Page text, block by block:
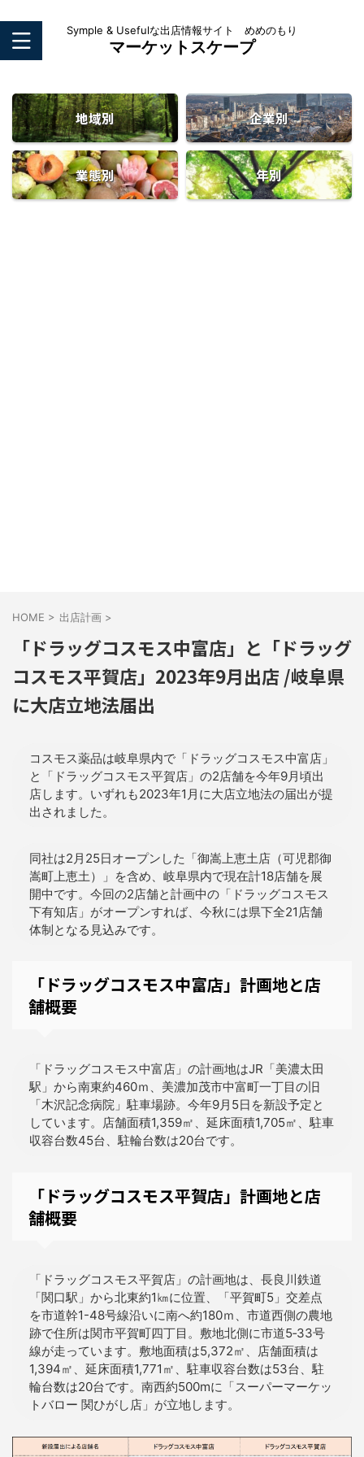
Symple & Usefulな出店情報サイト めめのもり
マーケットスケープ
地域別 企業別
業態別 年別
HOME > 出店計画 >
「ドラッグコスモス中富店」と「ドラッグ
コスモス平賀店」2023年9月出店 /岐阜県
に大店立地法届出
コスモス薬品は岐阜県内で「ドラッグコスモス中富店」
と「ドラッグコスモス平賀店」の2店舗を今年9月頃出
店します。いずれも2023年1月に大店立地法の届出が提
出されました。
同社は2月25日オープンした「御嵩上恵土店（可児郡御
嵩町上恵土）」を含め、岐阜県内で現在計18店舗を展
開中です。今回の2店舗と計画中の「ドラッグコスモス
下有知店」がオープンすれば、今秋には県下全21店舗
体制となる見込みです。
「ドラッグコスモス中富店」計画地と店
舗概要
「ドラッグコスモス中富店」の計画地はJR「美濃太田
駅」から南東約460ｍ、美濃加茂市中富町一丁目の旧
「木沢記念病院」駐車場跡。今年9月5日を新設予定と
しています。店舗面積1,359㎡、延床面積1,705㎡、駐車
収容台数45台、駐輪台数は20台です。
「ドラッグコスモス平賀店」計画地と店
舗概要
「ドラッグコスモス平賀店」の計画地は、長良川鉄道
「関口駅」から北東約1㎞に位置、「平賀町5」交差点
を市道幹1-48号線沿いに南へ約180ｍ、市道西側の農地
跡で住所は関市平賀町四丁目。敷地北側に市道5‐33号
線が走っています。敷地面積は5,372㎡、店舗面積は
1,394㎡、延床面積1,771㎡、駐車収容台数は53台、駐
輪台数は20台です。南西約500mに「スーパーマーケッ
トバロー 関ひがし店」が立地します。